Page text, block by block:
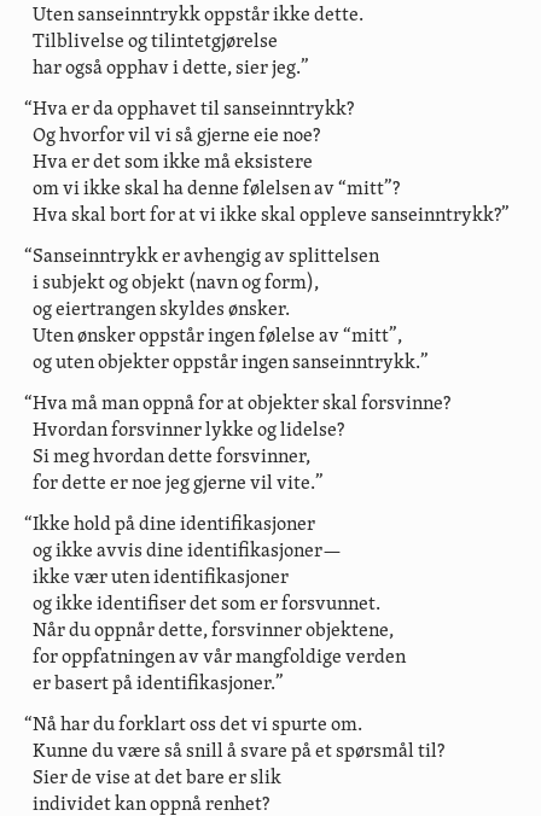
Uten sanseinntrykk oppstår ikke dette.
Tilblivelse og tilintetgjørelse
har også opphav i dette, sier jeg.”
“Hva er da opphavet til sanseinntrykk?
Og hvorfor vil vi så gjerne eie noe?
Hva er det som ikke må eksistere
om vi ikke skal ha denne følelsen av “mitt”?
Hva skal bort for at vi ikke skal oppleve sanseinntrykk?”
“Sanseinntrykk er avhengig av splittelsen
i subjekt og objekt (navn og form),
og eiertrangen skyldes ønsker.
Uten ønsker oppstår ingen følelse av “mitt”,
og uten objekter oppstår ingen sanseinntrykk.”
“Hva må man oppnå for at objekter skal forsvinne?
Hvordan forsvinner lykke og lidelse?
Si meg hvordan dette forsvinner,
for dette er noe jeg gjerne vil vite.”
“Ikke hold på dine identifikasjoner
og ikke avvis dine identifikasjoner—
ikke vær uten identifikasjoner
og ikke identifiser det som er forsvunnet.
Når du oppnår dette, forsvinner objektene,
for oppfatningen av vår mangfoldige verden
er basert på identifikasjoner.”
“Nå har du forklart oss det vi spurte om.
Kunne du være så snill å svare på et spørsmål til?
Sier de vise at det bare er slik
individet kan oppnå renhet?